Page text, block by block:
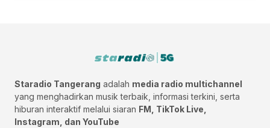
Staradio Tangerang adalah media radio multichannel
yang menghadirkan musik terbaik, informasi terkini, serta
hiburan interaktif melalui siaran FM, TikTok Live,
Instagram, dan YouTube